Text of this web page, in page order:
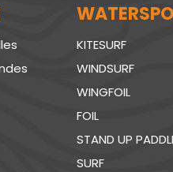
KITESURF
WINDSURF
WINGFOIL
FOIL
STAND UP
SURF